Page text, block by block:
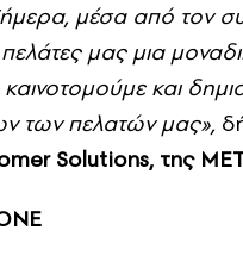
Σήμερα, μέσα από
μας μια
και
των πελατών μας»,
Solutions, της